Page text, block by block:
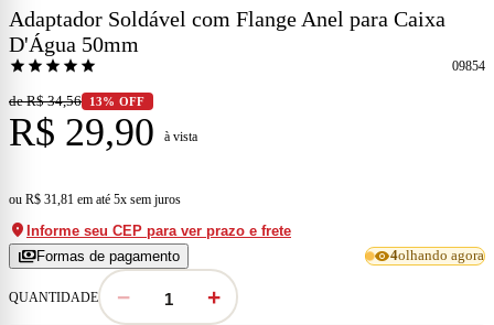
Adaptador Soldável com Flange Anel para Caixa
D'Água 50mm
star star star star star 09854
de R$ 34,56 13% OFF
R$ 29,90 à vista
ou R$ 31,81 em até 5x sem juros
location_on Informe seu CEP para ver prazo e frete
paymentsFormas de pagamento visibility4olhando agora
QUANTIDADE − +